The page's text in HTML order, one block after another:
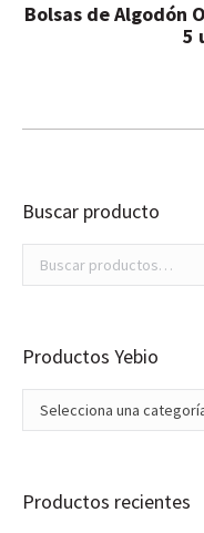
Bolsas de Algodón
5
Buscar producto
Productos Yebio
Selecciona una
Productos recientes